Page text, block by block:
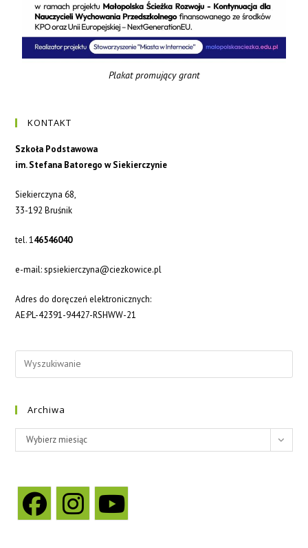
Plakat promujący grant
KONTAKT
Szkoła Podstawowa
im. Stefana Batorego w Siekierczynie
Siekierczyna 68,
33-192 Bruśnik
tel. 146546040
e-mail: spsiekierczyna@ciezkowice.pl
Adres do doręczeń elektronicznych:
AE:PL-42391-94427-RSHWW-21
Archiwa
Wybierz miesiąc